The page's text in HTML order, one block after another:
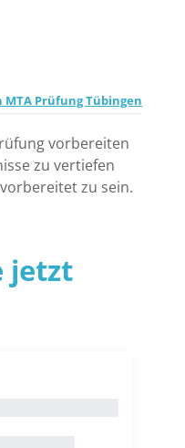
Prüfung Tübingen
vorbereiten
zu vertiefen
zu sein.
jetzt